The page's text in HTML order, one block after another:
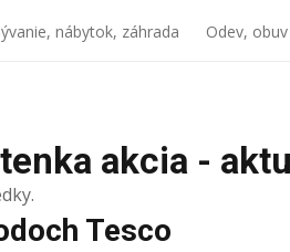
nábytok, záhrada Odev,
akcia -
Tesco